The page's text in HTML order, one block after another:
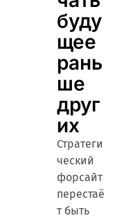
буду
щее
рань
ше
друг
их
Стратеги
ческий
форсайт
перестаё
т быть